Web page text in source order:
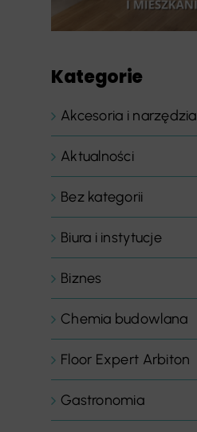
Kategorie
Akcesoria i narzędzia
Aktualności
Bez kategorii
Biura i instytucje
Biznes
Chemia budowlana
Floor Expert Arbiton
Gastronomia